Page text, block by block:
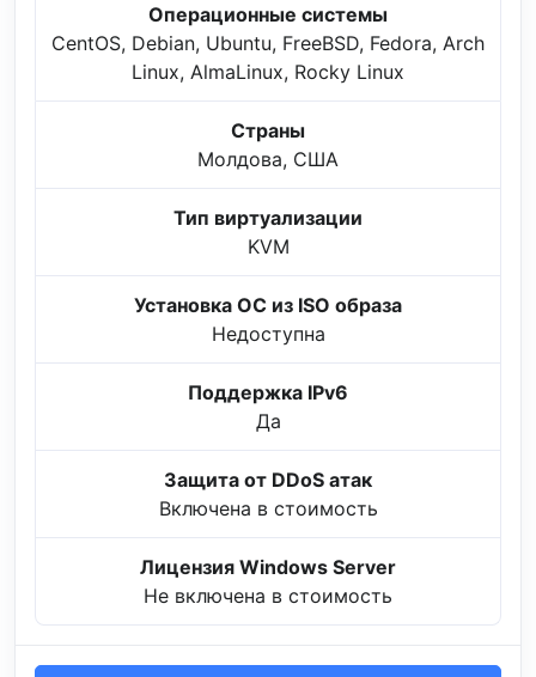
Операционные системы
CentOS, Debian, Ubuntu, FreeBSD, Fedora, Arch
Linux, AlmaLinux, Rocky Linux
Страны
Молдова, США
Тип виртуализации
KVM
Установка ОС из ISO образа
Недоступна
Поддержка IPv6
Да
Защита от DDoS атак
Включена в стоимость
Лицензия Windows Server
Не включена в стоимость